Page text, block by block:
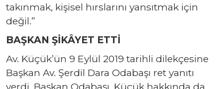
takınmak, kişisel hırslarını yansıtmak için
değil.”
BAŞKAN ŞİKÂYET ETTİ
Av. Küçük’ün 9 Eylül 2019 tarihli dilekçesine
Başkan Av. Şerdil Dara Odabaşı ret yanıtı
verdi. Başkan Odabaşı, Küçük hakkında da